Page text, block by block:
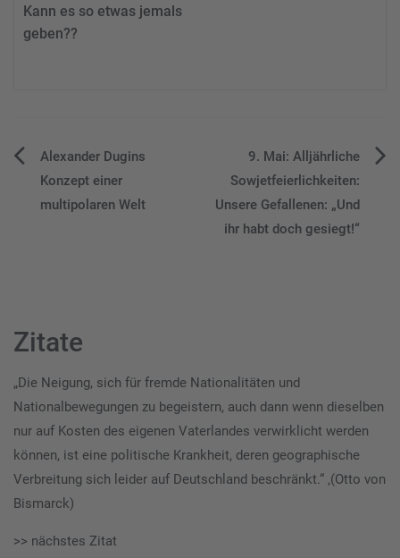
Kann es so etwas jemals
geben??
Beitragsnavigation
Alexander Dugins
Konzept einer
multipolaren Welt
9. Mai: Alljährliche
Sowjetfeierlichkeiten:
Unsere Gefallenen: „Und
ihr habt doch gesiegt!“
Zitate
„Die Neigung, sich für fremde Nationalitäten und
Nationalbewegungen zu begeistern, auch dann wenn dieselben
nur auf Kosten des eigenen Vaterlandes verwirklicht werden
können, ist eine politische Krankheit, deren geographische
Verbreitung sich leider auf Deutschland beschränkt.“ ‚(Otto von
Bismarck)
>> nächstes Zitat